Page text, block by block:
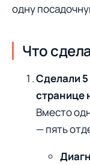
одну
Что
Сделали
странице
Вместо
— пять